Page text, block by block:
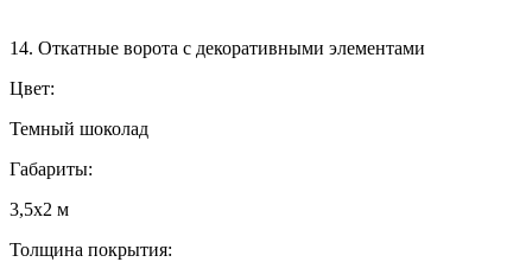
14. Откатные ворота с декоративными элементами
Цвет:
Темный шоколад
Габариты:
3,5х2 м
Толщина покрытия: